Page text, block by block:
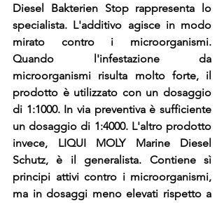
Diesel Bakterien Stop rappresenta lo
specialista. L'additivo agisce in modo
mirato contro i microorganismi.
Quando l'infestazione da
microorganismi risulta molto forte, il
prodotto è utilizzato con un dosaggio
di 1:1000. In via preventiva è sufficiente
un dosaggio di 1:4000. L'altro prodotto
invece, LIQUI MOLY Marine Diesel
Schutz, è il generalista. Contiene sì
principi attivi contro i microorganismi,
ma in dosaggi meno elevati rispetto a